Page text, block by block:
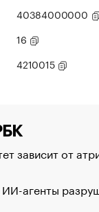
40384000000
16
4210015
зависит от
агенты